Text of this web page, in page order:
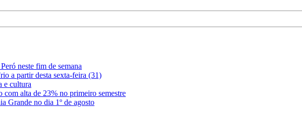
neste fim de semana
a partir desta sexta-feira (31)
e cultura
com alta de 23% no primeiro semestre
Grande no dia 1º de agosto